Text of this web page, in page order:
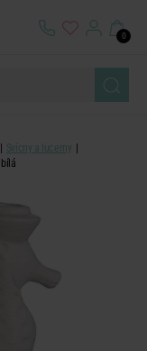
0
Svícny a lucerny